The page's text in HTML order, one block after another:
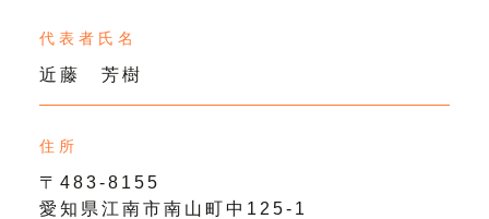
代表者氏名
近藤 芳樹
住所
〒483-8155
愛知県江南市南山町中125-1